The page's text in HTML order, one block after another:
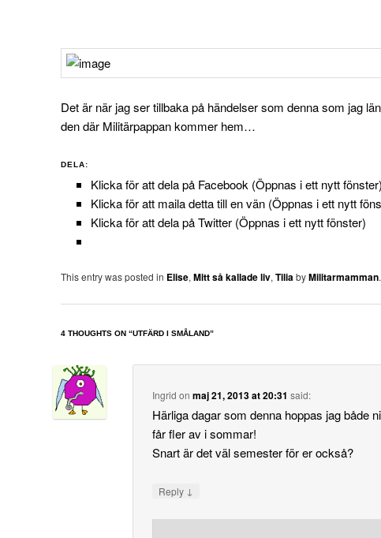
Det är när jag ser tillbaka på händelser som denna som jag
den där Militärpappan kommer hem…
DELA:
Klicka för att dela på Facebook (Öppnas i ett nytt fönster)
Klicka för att maila detta till en vän (Öppnas i ett nytt
Klicka för att dela på Twitter (Öppnas i ett nytt fönster)
This entry was posted in Elise,Mitt så kallade liv,TiliabyMilitarmamman
4 THOUGHTS ON “UTFÄRD I SMÅLAND”
Ingrid onmaj 21, 2013 at 20:31 said:
Härliga dagar som denna hoppas jag både
får fler av i sommar!
Snart är det väl semester för er också?
Reply ↓